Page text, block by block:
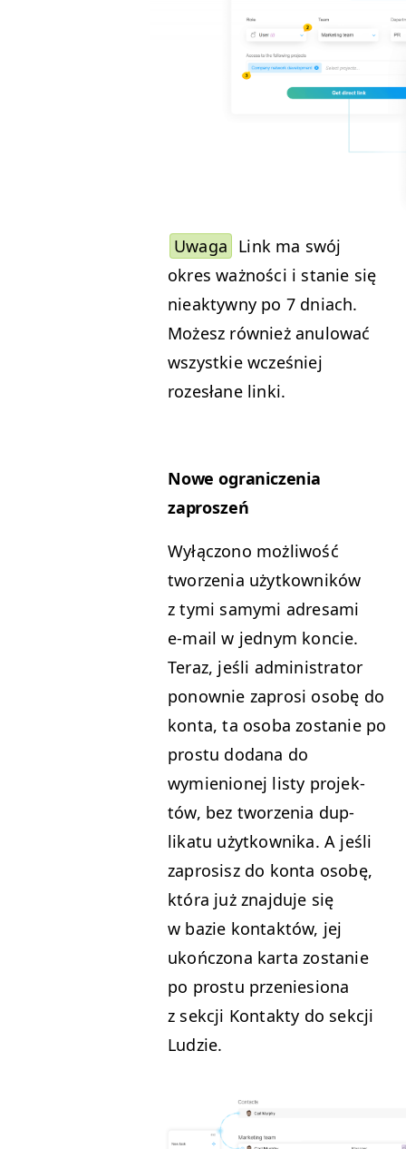
Uwa­ga Link ma swój
okres ważnoś­ci i stanie się
nieak­ty­wny po 7 dni­ach.
Możesz również anu­lować
wszys­tkie wcześniej
rozesłane linki.
Nowe ograniczenia
zaproszeń
Wyłąc­zono możli­wość
tworzenia użytkown­ików
z tymi samy­mi adresa­mi
e‑mail w jed­nym kon­cie.
Ter­az, jeśli admin­is­tra­tor
ponown­ie zaprosi osobę do
kon­ta, ta oso­ba zostanie po
pros­tu dodana do
wymienionej listy pro­jek­
tów, bez tworzenia dup­
likatu użytkown­i­ka. A jeśli
zapro­sisz do kon­ta osobę,
która już zna­j­du­je się
w bazie kon­tak­tów, jej
ukońc­zona kar­ta zostanie
po pros­tu prze­nie­siona
z sekcji Kon­tak­ty do sekcji
Ludzie.